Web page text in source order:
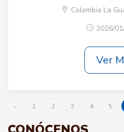
Colombia La
2026/
Ver
‹ 1 2 3 4 5